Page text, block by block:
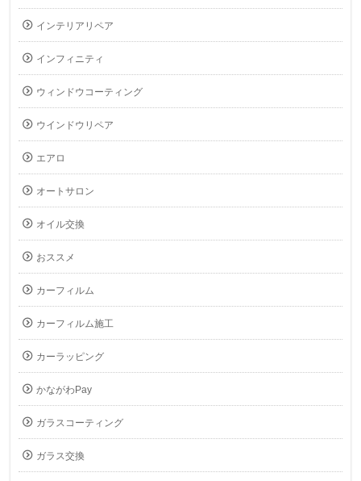
インテリアリペア
インフィニティ
ウィンドウコーティング
ウインドウリペア
エアロ
オートサロン
オイル交換
おススメ
カーフィルム
カーフィルム施工
カーラッピング
かながわPay
ガラスコーティング
ガラス交換